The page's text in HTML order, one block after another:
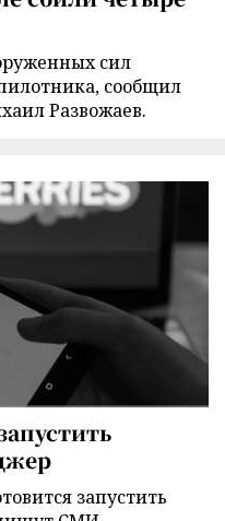
сил
сообщил
Развожаев.
запустить